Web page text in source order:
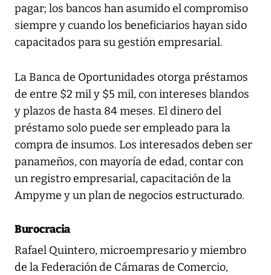
pagar; los bancos han asumido el compromiso
siempre y cuando los beneficiarios hayan sido
capacitados para su gestión empresarial.
La Banca de Oportunidades otorga préstamos
de entre $2 mil y $5 mil, con intereses blandos
y plazos de hasta 84 meses. El dinero del
préstamo solo puede ser empleado para la
compra de insumos. Los interesados deben ser
panameños, con mayoría de edad, contar con
un registro empresarial, capacitación de la
Ampyme y un plan de negocios estructurado.
Burocracia
Rafael Quintero, microempresario y miembro
de la Federación de Cámaras de Comercio,